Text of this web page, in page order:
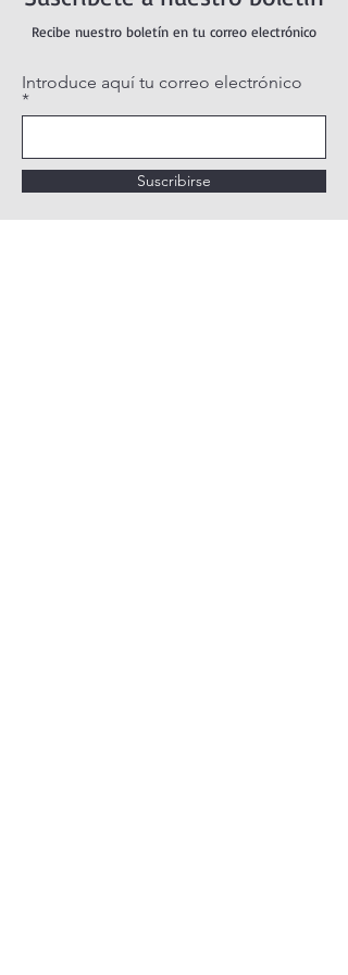
Recibe nuestro boletín en tu correo electrónico
Introduce aquí tu correo electrónico
Suscribirse